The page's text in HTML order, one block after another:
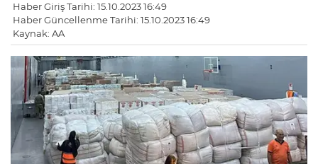
Haber Giriş Tarihi: 15.10.2023 16:49
Haber Güncellenme Tarihi: 15.10.2023 16:49
Kaynak: AA